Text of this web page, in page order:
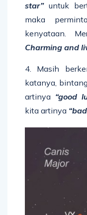
star”untuk
maka
kenyataan.
Charming and
4. Masih
katanya,
artinya “good
kita artinya